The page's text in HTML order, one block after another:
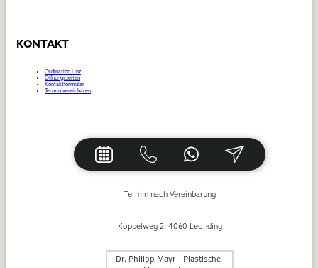
KONTAKT
Ordination Linz
Öffnungszeiten
Kontaktformular
Termin vereinbaren
Termin nach Vereinbarung
Koppelweg 2, 4060 Leonding